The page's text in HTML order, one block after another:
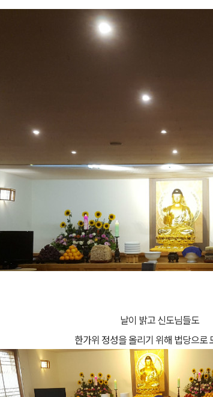
날이 밝고 신도님들도
한가위 정성을 올리기 위해 법당으로